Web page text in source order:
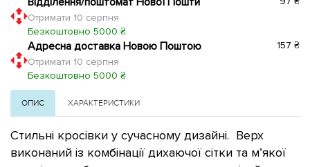
Отримати 10 серпня
Безкоштовно 5000 ₴
Адресна доставка Новою Поштою
Отримати 10 серпня
Безкоштовно 5000 ₴
157 ₴
ОПИС ХАРАКТЕРИСТИКИ
Стильні кросівки у сучасному дизайні. Верх
виконаний із комбінації дихаючої сітки та м’якої